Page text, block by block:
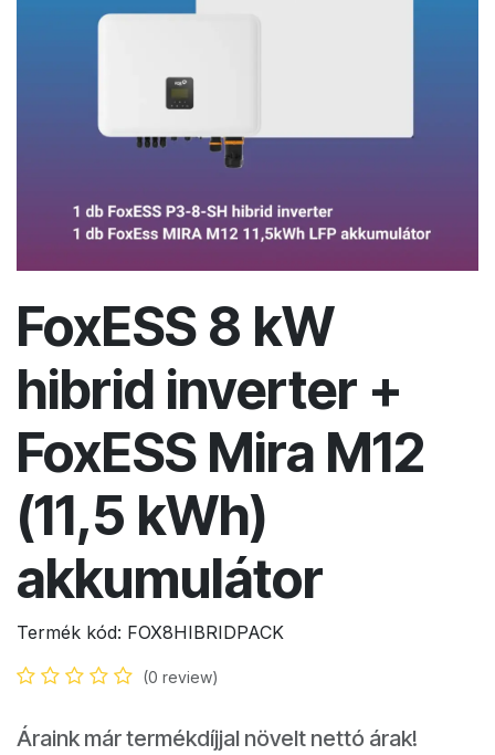
FoxESS 8 kW
hibrid inverter +
FoxESS Mira M12
(11,5 kWh)
akkumulátor
Termék kód: FOX8HIBRIDPACK
(0 review)
Áraink már termékdíjjal növelt nettó árak!